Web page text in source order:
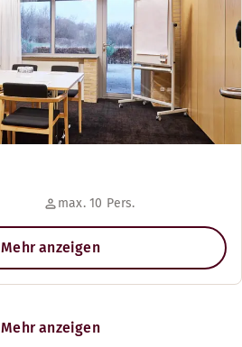
max. 10 Pers.
Mehr anzeigen
Mehr anzeigen